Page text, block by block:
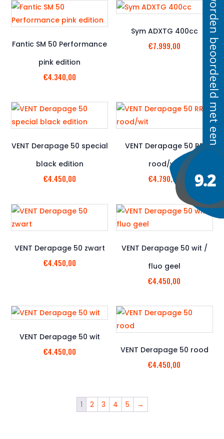
Fantic SM 50 Performance
pink edition
€4.340,00
Sym ADXTG 400cc
€7.999,00
VENT Derapage 50 special
black edition
€4.450,00
VENT Derapage 50 RR
rood/wit
€4.790,00
VENT Derapage 50 zwart
€4.450,00
VENT Derapage 50 wit /
fluo geel
€4.450,00
VENT Derapage 50 wit
€4.450,00 VENT Derapage 50 rood
€4.450,00
1 2 3 4 5 →